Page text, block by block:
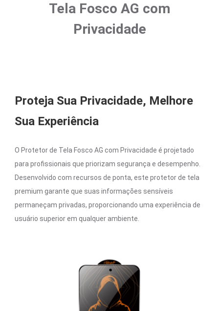
Tela Fosco AG com
Privacidade
Proteja Sua Privacidade, Melhore
Sua Experiência
O Protetor de Tela Fosco AG com Privacidade é projetado
para profissionais que priorizam segurança e desempenho.
Desenvolvido com recursos de ponta, este protetor de tela
premium garante que suas informações sensíveis
permaneçam privadas, proporcionando uma experiência de
usuário superior em qualquer ambiente.